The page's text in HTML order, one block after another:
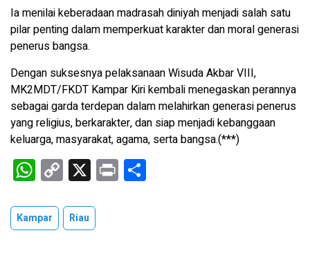
Ia menilai keberadaan madrasah diniyah menjadi salah satu
pilar penting dalam memperkuat karakter dan moral generasi
penerus bangsa.
Dengan suksesnya pelaksanaan Wisuda Akbar VIII,
MK2MDT/FKDT Kampar Kiri kembali menegaskan perannya
sebagai garda terdepan dalam melahirkan generasi penerus
yang religius, berkarakter, dan siap menjadi kebanggaan
keluarga, masyarakat, agama, serta bangsa.(***)
W
h
at
s
C
o
py
Li
X Pr
in
Kampar Riau